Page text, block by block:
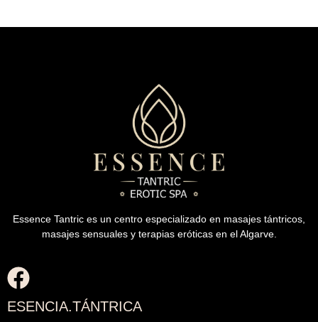
Essence Tantric es un centro especializado en masajes tántricos,
masajes sensuales y terapias eróticas en el Algarve.
ESENCIA.TÁNTRICA